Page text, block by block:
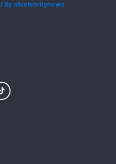
/ Byallcelebritynews
i
k
t